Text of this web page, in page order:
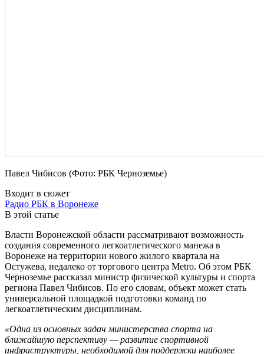
Павел Чибисов (Фото: РБК Черноземье)
Входит в сюжет
Радио РБК в Воронеже
В этой статье
Власти Воронежской области рассматривают возможность
создания современного легкоатлетического манежа в
Воронеже на территории нового жилого квартала на
Остужева, недалеко от торгового центра Metro. Об этом РБК
Черноземье рассказал министр физической культуры и спорта
региона Павел Чибисов. По его словам, объект может стать
универсальной площадкой подготовки команд по
легкоатлетическим дисциплинам.
«Одна из основных задач министерства спорта на
ближайшую перспективу — развитие спортивной
инфраструктуры, необходимой для поддержки наиболее